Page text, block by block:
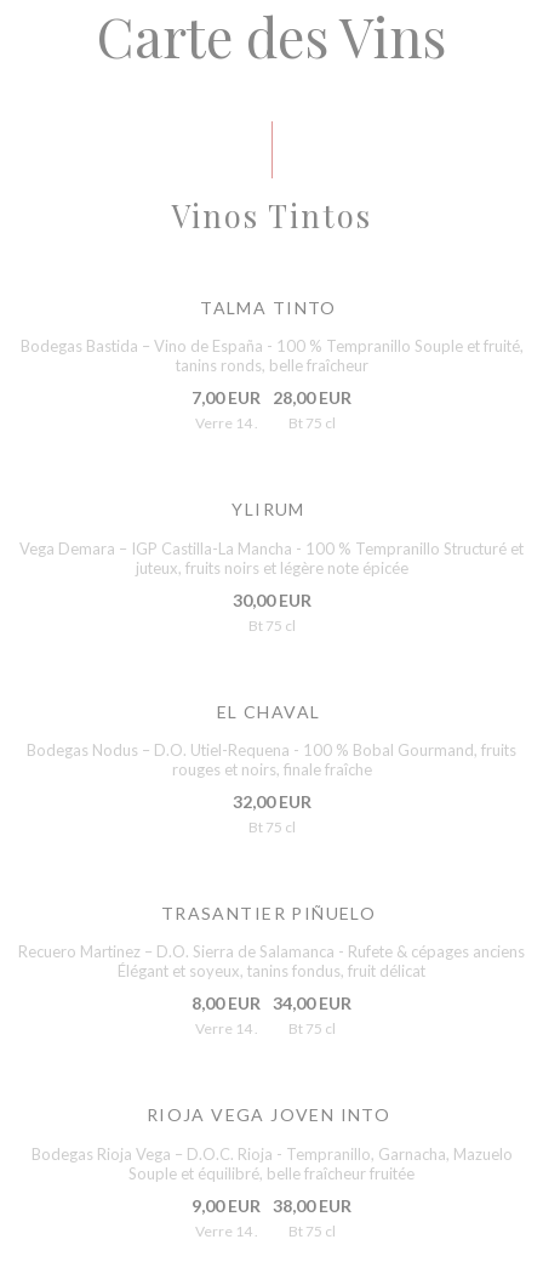
Carte des Vins
Vinos Tintos
TALMA TINTO
Bodegas Bastida – Vino de España - 100 % Tempranillo Souple et fruité,
tanins ronds, belle fraîcheur
7,00 EUR
Verre 14 .
28,00 EUR
Bt 75 cl
YLIRUM
Vega Demara – IGP Castilla-La Mancha - 100 % Tempranillo Structuré et
juteux, fruits noirs et légère note épicée
30,00 EUR
Bt 75 cl
EL CHAVAL
Bodegas Nodus – D.O. Utiel-Requena - 100 % Bobal Gourmand, fruits
rouges et noirs, finale fraîche
32,00 EUR
Bt 75 cl
TRASANTIER PIÑUELO
Recuero Martinez – D.O. Sierra de Salamanca - Rufete & cépages anciens
Élégant et soyeux, tanins fondus, fruit délicat
8,00 EUR
Verre 14 .
34,00 EUR
Bt 75 cl
RIOJA VEGA JOVEN INTO
Bodegas Rioja Vega – D.O.C. Rioja - Tempranillo, Garnacha, Mazuelo
Souple et équilibré, belle fraîcheur fruitée
9,00 EUR
Verre 14 .
38,00 EUR
Bt 75 cl